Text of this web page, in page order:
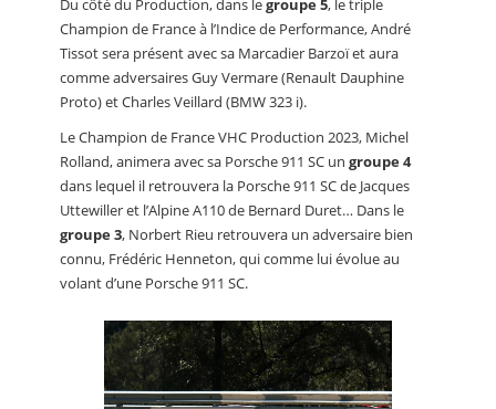
Du côté du Production, dans legroupe 5, le triple
Champion de France à l’Indice de Performance, André
Tissot sera présent avec sa Marcadier Barzoï et aura
comme adversaires Guy Vermare (Renault Dauphine
Proto) et Charles Veillard (BMW 323 i).
Le Champion de France VHC Production 2023, Michel
Rolland, animera avec sa Porsche 911 SC un groupe 4
dans lequel il retrouvera la Porsche 911 SC de Jacques
Uttewiller et l’Alpine A110 de Bernard Duret… Dans le
groupe 3, Norbert Rieu retrouvera un adversaire bien
connu, Frédéric Henneton, qui comme lui évolue au
volant d’une Porsche 911 SC.